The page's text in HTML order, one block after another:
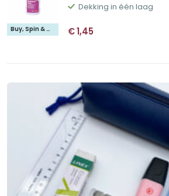
Buy, Spin & Win 🚙
Dekking in één laag
€1,45